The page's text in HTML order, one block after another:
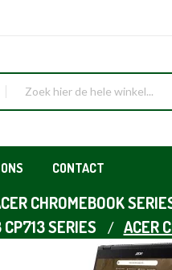
CONTACT
CHROMEBOOK
CP713 SERIES
ACER